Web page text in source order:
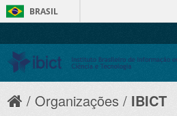
BRASIL
Organizações IBICT